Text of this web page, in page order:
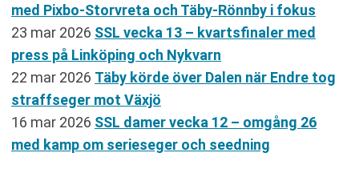
med Pixbo-Storvreta och Täby-Rönnby i fokus
23 mar 2026 SSL vecka 13 – kvartsfinaler med
press på Linköping och Nykvarn
22 mar 2026 Täby körde över Dalen när Endre tog
straffseger mot Växjö
16 mar 2026 SSL damer vecka 12 – omgång 26
med kamp om serieseger och seedning